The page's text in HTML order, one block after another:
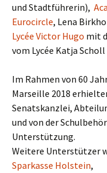
und Stadtführerin),
Eurocircle, Lena
Lycée Victor Hugo mit
vom Lycée Katja
Im Rahmen von 60
Marseille 2018
Senatskanzlei,
und von der
Unterstützung.
Weitere Unterstützer
Sparkasse Holstein,